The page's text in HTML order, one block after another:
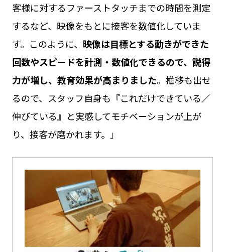
客様に対するファーストタッチまでの時間を測定
するなど、映像をもとに接客を数値化していま
す。このように、 映像は目標とする動きができた
回数やスピードを計測・数値化できるので、説得
力が増し、教育効果が高まりました。推移も出せ
るので、スタッフ自身も『これだけできている／
伸びている』と実感してモチベーションが上が
り、接客が磨かれます。」